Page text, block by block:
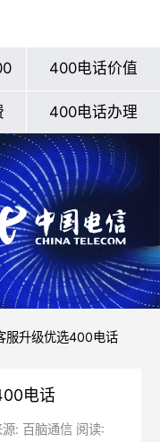
400电话价值
400电话办理
服升级优选400电话
电话
: 百脑通信 阅读: